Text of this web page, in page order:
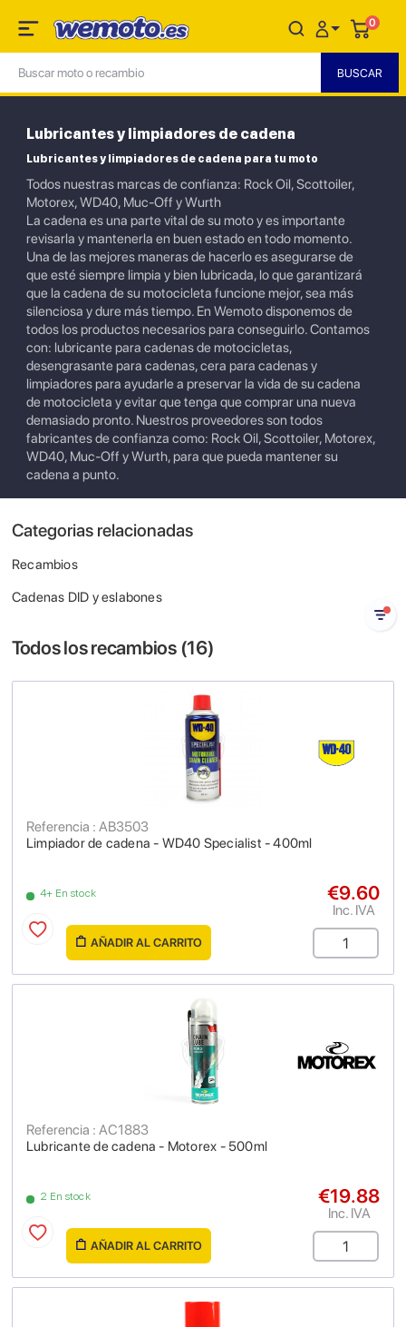
0
Lubricantes y limpiadores de cadena
Lubricantes y limpiadores de cadena para tu moto
Todos nuestras marcas de confianza: Rock Oil, Scottoiler,
Motorex, WD40, Muc-Off y Wurth
La cadena es una parte vital de su moto y es importante
revisarla y mantenerla en buen estado en todo momento.
Una de las mejores maneras de hacerlo es asegurarse de
que esté siempre limpia y bien lubricada, lo que garantizará
que la cadena de su motocicleta funcione mejor, sea más
silenciosa y dure más tiempo. En Wemoto disponemos de
todos los productos necesarios para conseguirlo. Contamos
con: lubricante para cadenas de motocicletas,
desengrasante para cadenas, cera para cadenas y
limpiadores para ayudarle a preservar la vida de su cadena
de motocicleta y evitar que tenga que comprar una nueva
demasiado pronto. Nuestros proveedores son todos
fabricantes de confianza como: Rock Oil, Scottoiler, Motorex,
WD40, Muc-Off y Wurth, para que pueda mantener su
cadena a punto.
Categorias relacionadas
Recambios
Cadenas DID y eslabones
Todos los recambios (16)
Limpiador de cadena - WD40 Specialist - 400ml
Referencia : AB3503
4+ En stock €9.60
Inc. IVA
AÑADIR AL CARRITO
Lubricante de cadena - Motorex - 500ml
Referencia : AC1883
2 En stock €19.88
Inc. IVA
AÑADIR AL CARRITO